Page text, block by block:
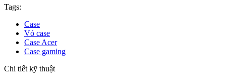
Tags:
Case
Vỏ case
Case Acer
Case gaming
Chi tiết kỹ thuật